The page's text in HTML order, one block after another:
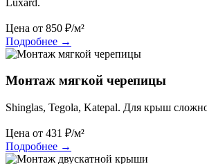
Цена от 850 ₽/м²
Подробнее →
Монтаж мягкой черепицы
Shinglas, Tegola, Katepal. Для крыш
Цена от 431 ₽/м²
Подробнее →